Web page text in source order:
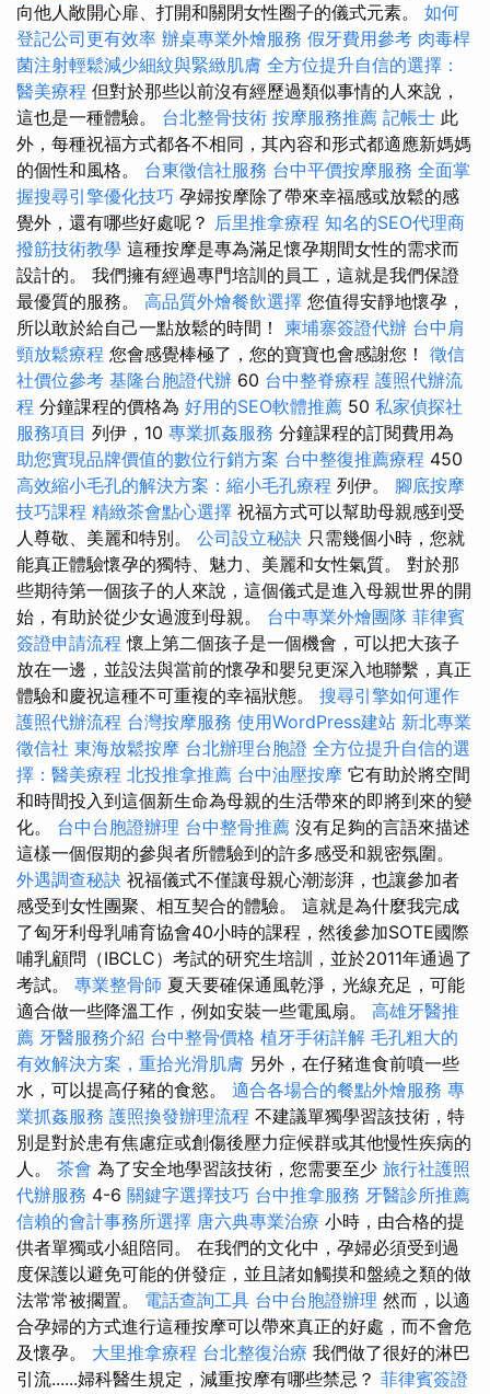
向他人敞開心扉、打開和關閉女性圈子的儀式元素。 如何
登記公司更有效率 辦桌專業外燴服務 假牙費用參考 肉毒桿
菌注射輕鬆減少細紋與緊緻肌膚 全方位提升自信的選擇：
醫美療程 但對於那些以前沒有經歷過類似事情的人來說，
這也是一種體驗。 台北整骨技術 按摩服務推薦 記帳士 此
外，每種祝福方式都各不相同，其內容和形式都適應新媽媽
的個性和風格。 台東徵信社服務 台中平價按摩服務 全面掌
握搜尋引擎優化技巧 孕婦按摩除了帶來幸福感或放鬆的感
覺外，還有哪些好處呢？ 后里推拿療程 知名的SEO代理商
撥筋技術教學 這種按摩是專為滿足懷孕期間女性的需求而
設計的。 我們擁有經過專門培訓的員工，這就是我們保證
最優質的服務。 高品質外燴餐飲選擇 您值得安靜地懷孕，
所以敢於給自己一點放鬆的時間！ 柬埔寨簽證代辦 台中肩
頸放鬆療程 您會感覺棒極了，您的寶寶也會感謝您！ 徵信
社價位參考 基隆台胞證代辦 60 台中整脊療程 護照代辦流
程 分鐘課程的價格為 好用的SEO軟體推薦 50 私家偵探社
服務項目 列伊，10 專業抓姦服務 分鐘課程的訂閱費用為
助您實現品牌價值的數位行銷方案 台中整復推薦療程 450
高效縮小毛孔的解決方案：縮小毛孔療程 列伊。 腳底按摩
技巧課程 精緻茶會點心選擇 祝福方式可以幫助母親感到受
人尊敬、美麗和特別。 公司設立秘訣 只需幾個小時，您就
能真正體驗懷孕的獨特、魅力、美麗和女性氣質。 對於那
些期待第一個孩子的人來說，這個儀式是進入母親世界的開
始，有助於從少女過渡到母親。 台中專業外燴團隊 菲律賓
簽證申請流程 懷上第二個孩子是一個機會，可以把大孩子
放在一邊，並設法與當前的懷孕和嬰兒更深入地聯繫，真正
體驗和慶祝這種不可重複的幸福狀態。 搜尋引擎如何運作
護照代辦流程 台灣按摩服務 使用WordPress建站 新北專業
徵信社 東海放鬆按摩 台北辦理台胞證 全方位提升自信的選
擇：醫美療程 北投推拿推薦 台中油壓按摩 它有助於將空間
和時間投入到這個新生命為母親的生活帶來的即將到來的變
化。 台中台胞證辦理 台中整骨推薦 沒有足夠的言語來描述
這樣一個假期的參與者所體驗到的許多感受和親密氛圍。
外遇調查秘訣 祝福儀式不僅讓母親心潮澎湃，也讓參加者
感受到女性團聚、相互契合的體驗。 這就是為什麼我完成
了匈牙利母乳哺育協會40小時的課程，然後參加SOTE國際
哺乳顧問（IBCLC）考試的研究生培訓，並於2011年通過了
考試。 專業整骨師 夏天要確保通風乾淨，光線充足，可能
適合做一些降溫工作，例如安裝一些電風扇。 高雄牙醫推
薦 牙醫服務介紹 台中整骨價格 植牙手術詳解 毛孔粗大的
有效解決方案，重拾光滑肌膚 另外，在仔豬進食前噴一些
水，可以提高仔豬的食慾。 適合各場合的餐點外燴服務 專
業抓姦服務 護照換發辦理流程 不建議單獨學習該技術，特
別是對於患有焦慮症或創傷後壓力症候群或其他慢性疾病的
人。 茶會 為了安全地學習該技術，您需要至少 旅行社護照
代辦服務 4-6 關鍵字選擇技巧 台中推拿服務 牙醫診所推薦
信賴的會計事務所選擇 唐六典專業治療 小時，由合格的提
供者單獨或小組陪同。 在我們的文化中，孕婦必須受到過
度保護以避免可能的併發症，並且諸如觸摸和盤繞之類的做
法常常被擱置。 電話查詢工具 台中台胞證辦理 然而，以適
合孕婦的方式進行這種按摩可以帶來真正的好處，而不會危
及懷孕。 大里推拿療程 台北整復治療 我們做了很好的淋巴
引流......婦科醫生規定，減重按摩有哪些禁忌？ 菲律賓簽證